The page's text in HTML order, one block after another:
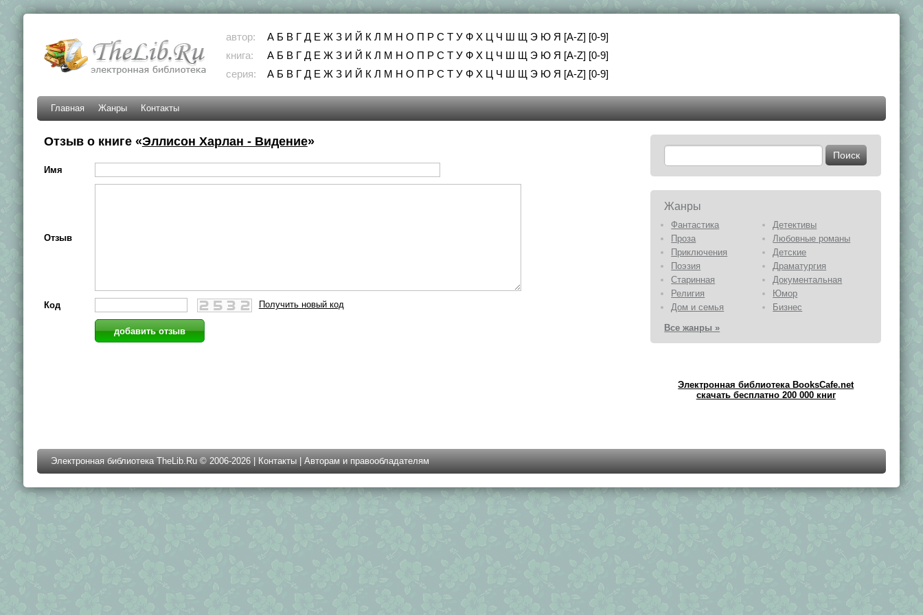
автор: А Б В Г Д Е Ж З И Й К Л М Н О П Р С Т У Ф Х Ц Ч Ш Щ Э Ю Я [A-Z] [0-9]
книга:
А Б В Г Д Е Ж З И Й К Л М Н О П Р С Т У Ф Х Ц Ч Ш Щ Э Ю Я [A-Z] [0-9]
серия:
А Б В Г Д Е Ж З И Й К Л М Н О П Р С Т У Ф Х Ц Ч Ш Щ Э Ю Я [A-Z] [0-9]
Главная Жанры Контакты
Отзыв о книге «Эллисон Харлан - Видение»
Имя
Отзыв
Код Получить новый код
Жанры
Фантастика
Детективы
Проза
Любовные романы
Приключения
Детские
Поэзия
Драматургия
Старинная
Документальная
Религия
Юмор
Дом и семья
Бизнес
Все жанры »
Электронная библиотека BooksCafe.net
скачать бесплатно 200 000 книг
Электронная библиотека TheLib.Ru © 2006-2026 | Контакты| Авторам и правообладателям